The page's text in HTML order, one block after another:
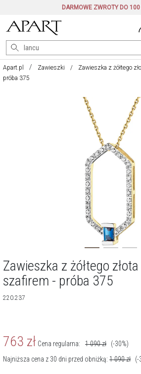
DARMOWE ZWROTY DO 100
Apart.pl Zawieszki
Zawieszka z żółtego
próba 375
Zawieszka z żółtego
szafirem - próba 375
220.237
763 zł Cena regularna: 1 090zł
(-30%)
Najniższa cena z 30 dni przed obniżką: 1 090zł (-